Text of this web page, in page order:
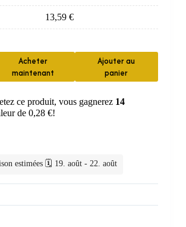
13,59 €
Acheter
maintenant
Ajouter au
panier
ce produit, vous gagnerez 14
de 0,28 €!
estimées 🗓️ 19. août - 22. août